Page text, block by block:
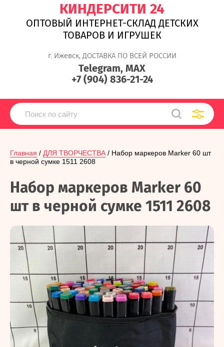
КИНДЕРСИТИ 24
ОПТОВЫЙ ИНТЕРНЕТ-СКЛАД ДЕТСКИХ
ТОВАРОВ И ИГРУШЕК
г. Ижевск, ДОСТАВКА ПО ВСЕЙ РОССИИ
Telegram, MAX
+7 (904) 836-21-24
Главная / ДЛЯ ТВОРЧЕСТВА / Набор маркеров Marker 60 шт
в черной сумке 1511 2608
Набор маркеров Marker 60
шт в черной сумке 1511 2608